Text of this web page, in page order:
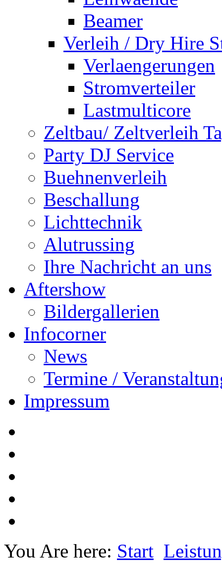
Beamer
Verleih / Dry Hire
Verlaengerungen
Stromverteiler
Lastmulticore
Zeltbau/ Zeltverleih
Party DJ Service
Buehnenverleih
Beschallung
Lichttechnik
Alutrussing
Ihre Nachricht an uns
Aftershow
Bildergallerien
Infocorner
News
Termine /
Impressum
You Are here: Start